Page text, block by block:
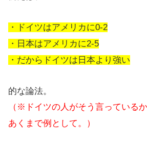
・ドイツはアメリカに0-2
・日本はアメリカに2-5
・だからドイツは日本より強い
的な論法。
（※ドイツの人がそう言っている
あくまで例として。）